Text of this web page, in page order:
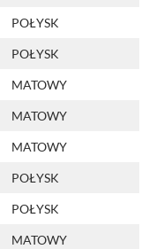
POŁYSK
POŁYSK
MATOWY
MATOWY
MATOWY
POŁYSK
POŁYSK
MATOWY